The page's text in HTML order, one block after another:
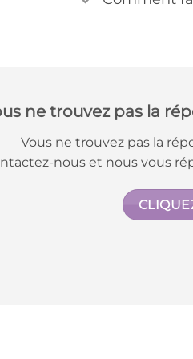
ne trouvez pas la
Vous ne trouvez pas la
nous et nous vous